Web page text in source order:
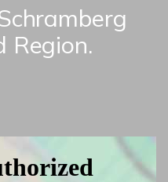
Region.